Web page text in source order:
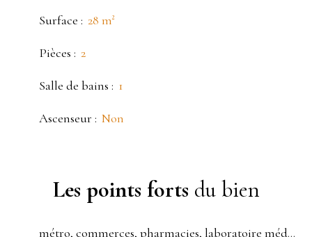
Surface : 28 m²
Pièces : 2
Salle de bains : 1
Ascenseur : Non
Les points forts du bien
métro, commerces, pharmacies, laboratoire médical